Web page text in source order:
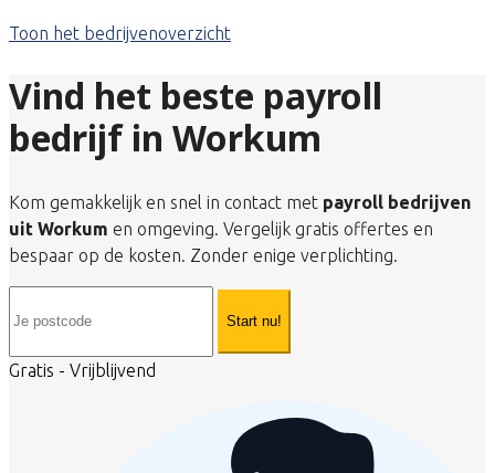
Toon het bedrijvenoverzicht
Vind het beste payroll
bedrijf in Workum
Kom gemakkelijk en snel in contact met payroll bedrijven
uit Workum en omgeving. Vergelijk gratis offertes en
bespaar op de kosten. Zonder enige verplichting.
Start nu!
Gratis - Vrijblijvend